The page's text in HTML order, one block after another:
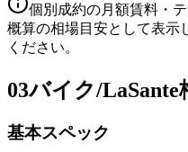
個別成約の月額賃料・
概算の相場目安として表示
ください。
03バイク/LaSante
基本スペック